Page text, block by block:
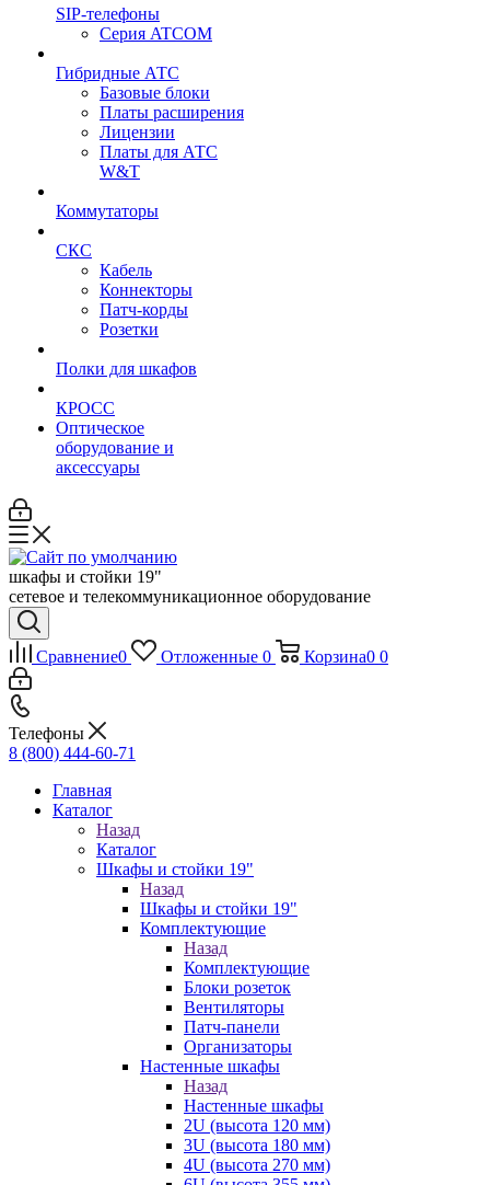
SIP-телефоны
Серия ATCOM
Гибридные АТС
Базовые блоки
Платы расширения
Лицензии
Платы для АТС
W&T
Коммутаторы
СКС
Кабель
Коннекторы
Патч-корды
Розетки
Полки для шкафов
КРОСС
Оптическое
оборудование и
аксессуары
шкафы и стойки 19"
сетевое и телекоммуникационное оборудование
Сравнение0 Отложенные 0 Корзина0 0
Телефоны
8 (800) 444-60-71
Главная
Каталог
Назад
Каталог
Шкафы и стойки 19"
Назад
Шкафы и стойки 19"
Комплектующие
Назад
Комплектующие
Блоки розеток
Вентиляторы
Патч-панели
Организаторы
Настенные шкафы
Назад
Настенные шкафы
2U (высота 120 мм)
3U (высота 180 мм)
4U (высота 270 мм)